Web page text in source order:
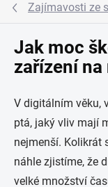
Zajímavosti ze
Jak moc
zařízení na
V digitálním věku,
ptá, jaký vliv mají
nejmenší. Kolikrát
náhle zjistíme, že
velké množství